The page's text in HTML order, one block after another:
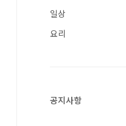
일상
요리
공지사항